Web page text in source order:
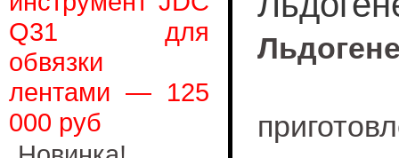
Q31 для
обвязки
лентами — 125
000 руб